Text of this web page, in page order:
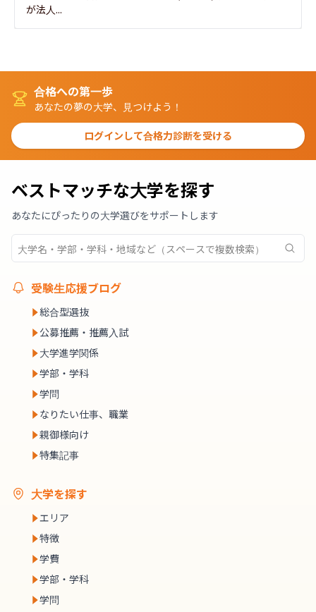
が法人...
合格への第一歩
あなたの夢の大学、見つけよう！
ログインして合格力診断を受ける
ベストマッチな大学を探す
あなたにぴったりの大学選びをサポートします
受験生応援ブログ
総合型選抜
公募推薦・推薦入試
大学進学関係
学部・学科
学問
なりたい仕事、職業
親御様向け
特集記事
大学を探す
エリア
特徴
学費
学部・学科
学問